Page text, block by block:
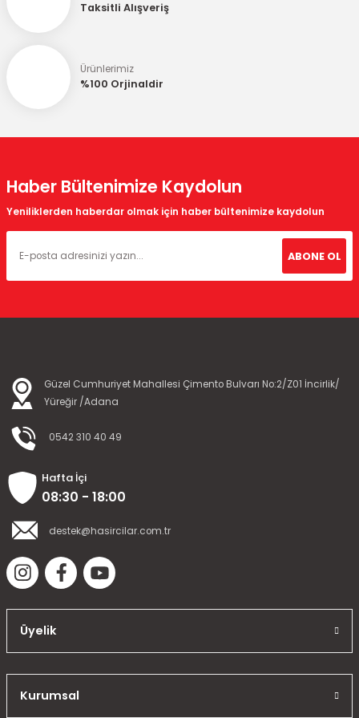
Taksitli Alışveriş
Ürünlerimiz
%100 Orjinaldir
Haber Bültenimize Kaydolun
Yeniliklerden haberdar olmak için haber bültenimize kaydolun
ABONE OL
Güzel Cumhuriyet Mahallesi Çimento Bulvarı No:2/Z01 İncirlik/
Yüreğir /Adana
0542 310 40 49
Hafta İçi
08:30 - 18:00
destek@hasircilar.com.tr
Üyelik
Kurumsal